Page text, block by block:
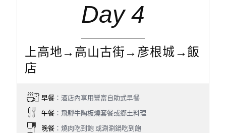
Day 4
上高地→高山古街→彦根城→飯
店
早餐：酒店內享用豐富自助式早餐
午餐：飛驒牛陶板燒套餐或郷土料理
晚餐：燒肉吃到飽 或涮涮鍋吃到飽